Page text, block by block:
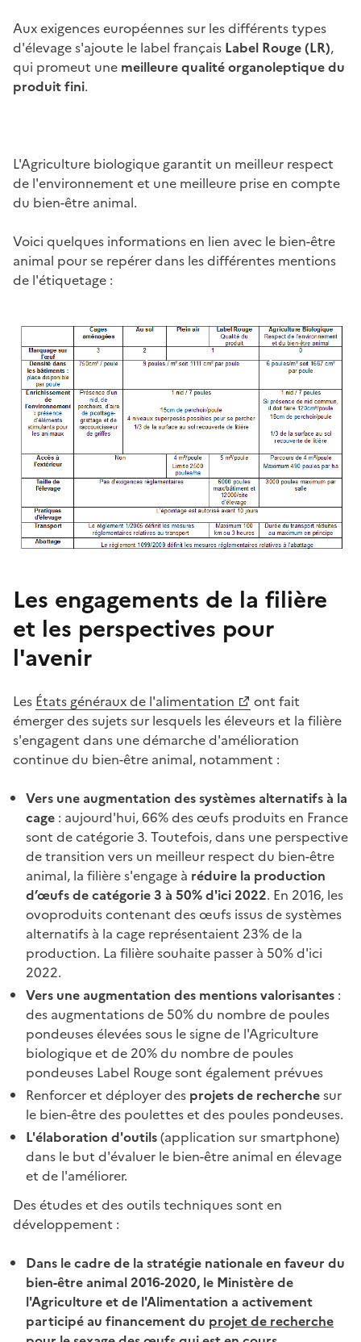
Aux exigences européennes sur les différents types
d'élevage s'ajoute le label français Label Rouge (LR),
qui promeut une meilleure qualité organoleptique du
produit fini.
L'Agriculture biologique garantit un meilleur respect
de l'environnement et une meilleure prise en compte
du bien-être animal.
Voici quelques informations en lien avec le bien-être
animal pour se repérer dans les différentes mentions
de l'étiquetage :
Les engagements de la filière
et les perspectives pour
l'avenir
Les États généraux de l'alimentation
ont fait
émerger des sujets sur lesquels les éleveurs et la filière
s'engagent dans une démarche d'amélioration
continue du bien-être animal, notamment :
Vers une augmentation des systèmes alternatifs à la
cage : aujourd'hui, 66% des œufs produits en France
sont de catégorie 3. Toutefois, dans une perspective
de transition vers un meilleur respect du bien-être
animal, la filière s'engage à réduire la production
d’œufs de catégorie 3 à 50% d'ici 2022. En 2016, les
ovoproduits contenant des œufs issus de systèmes
alternatifs à la cage représentaient 23% de la
production. La filière souhaite passer à 50% d'ici
2022.
Vers une augmentation des mentions valorisantes :
des augmentations de 50% du nombre de poules
pondeuses élevées sous le signe de l'Agriculture
biologique et de 20% du nombre de poules
pondeuses Label Rouge sont également prévues
Renforcer et déployer des projets de recherchesur
le bien-être des poulettes et des poules pondeuses.
L'élaboration d'outils(application sur smartphone)
dans le but d'évaluer le bien-être animal en élevage
et de l'améliorer.
Des études et des outils techniques sont en
développement :
Dans le cadre de la stratégie nationale en faveur du
bien-être animal 2016-2020, le Ministère de
l'Agriculture et de l'Alimentation a activement
participé au financement du projet de recherche